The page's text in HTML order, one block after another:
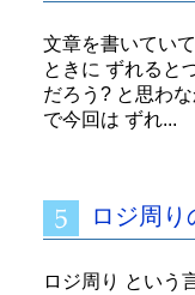
文章を書いてい
ときに ずれると
だろう? と思わ
で今回は ずれ...
ロジ周り
ロジ周り という